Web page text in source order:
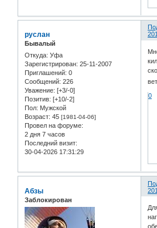
руслан
Бывалый
Откуда: Уфа
Зарегистрирован: 25-11-2007
Приглашений: 0
Сообщений: 226
Уважение: [+3/-0]
Позитив: [+10/-2]
Пол: Мужской
Возраст: 45 [1981-04-06]
Провел на форуме:
2 дня 7 часов
Последний визит:
30-04-2026 17:31:29
0
Абзы
Заблокирован